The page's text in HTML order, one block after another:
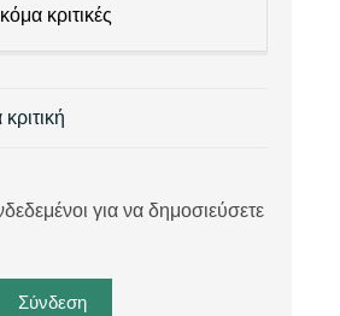
κριτικές
για να δημοσιεύσετε
Σύνδεση